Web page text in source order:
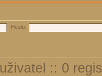
Heslo:
uživatel :: 0